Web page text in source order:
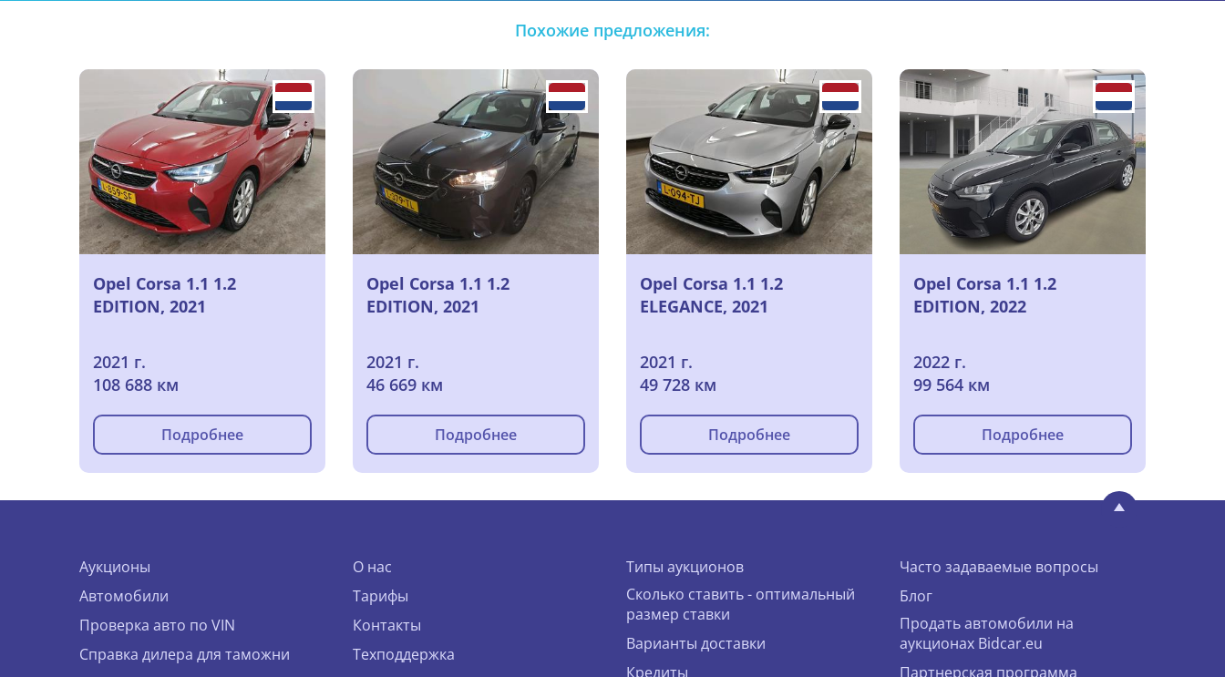
Похожие предложения:
Opel Corsa 1.1 1.2
EDITION, 2021
2021 г.
108 688 км
Подробнее
Opel Corsa 1.1 1.2
EDITION, 2021
2021 г.
46 669 км
Подробнее
Opel Corsa 1.1 1.2
ELEGANCE, 2021
2021 г.
49 728 км
Подробнее
Opel Corsa 1.1 1.2
EDITION, 2022
2022 г.
99 564 км
Подробнее
Аукционы
Автомобили
Проверка авто по VIN
Справка дилера для таможни
О нас
Тарифы
Контакты
Техподдержка
Типы аукционов
Сколько ставить - оптимальный
размер ставки
Варианты доставки
Кредиты
Часто задаваемые вопросы
Блог
Продать автомобили на
аукционах Bidcar.eu
Партнерская программа